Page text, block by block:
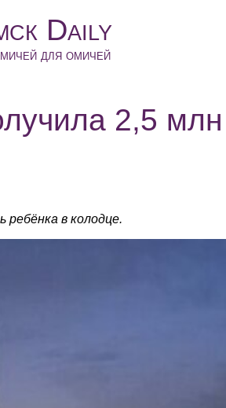
Daily
для омичей
2,5
ребёнка в колодце.